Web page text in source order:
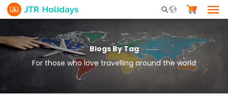
Mobile Search
Blogs By Tag
For those who love travelling around the world